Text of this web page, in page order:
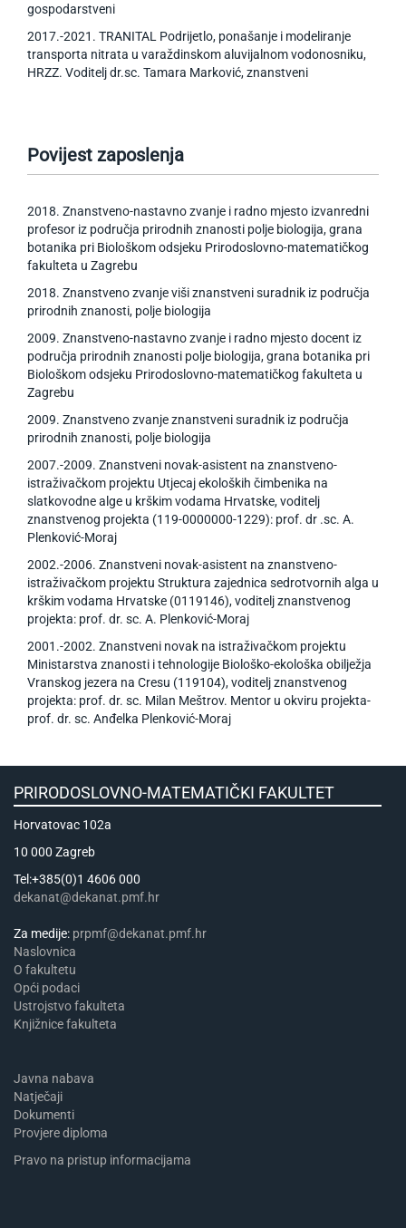
gospodarstveni
2017.-2021. TRANITAL Podrijetlo, ponašanje i modeliranje
transporta nitrata u varaždinskom aluvijalnom vodonosniku,
HRZZ. Voditelj dr.sc. Tamara Marković, znanstveni
Povijest zaposlenja
2018. Znanstveno-nastavno zvanje i radno mjesto izvanredni
profesor iz područja prirodnih znanosti polje biologija, grana
botanika pri Biološkom odsjeku Prirodoslovno-matematičkog
fakulteta u Zagrebu
2018. Znanstveno zvanje viši znanstveni suradnik iz područja
prirodnih znanosti, polje biologija
2009. Znanstveno-nastavno zvanje i radno mjesto docent iz
područja prirodnih znanosti polje biologija, grana botanika pri
Biološkom odsjeku Prirodoslovno-matematičkog fakulteta u
Zagrebu
2009. Znanstveno zvanje znanstveni suradnik iz područja
prirodnih znanosti, polje biologija
2007.-2009. Znanstveni novak-asistent na znanstveno-
istraživačkom projektu Utjecaj ekoloških čimbenika na
slatkovodne alge u krškim vodama Hrvatske, voditelj
znanstvenog projekta (119-0000000-1229): prof. dr .sc. A.
Plenković-Moraj
2002.-2006. Znanstveni novak-asistent na znanstveno-
istraživačkom projektu Struktura zajednica sedrotvornih alga u
krškim vodama Hrvatske (0119146), voditelj znanstvenog
projekta: prof. dr. sc. A. Plenković-Moraj
2001.-2002. Znanstveni novak na istraživačkom projektu
Ministarstva znanosti i tehnologije Biološko-ekološka obilježja
Vranskog jezera na Cresu (119104), voditelj znanstvenog
projekta: prof. dr. sc. Milan Meštrov. Mentor u okviru projekta-
prof. dr. sc. Anđelka Plenković-Moraj
PRIRODOSLOVNO-MATEMATIČKI FAKULTET
Horvatovac 102a
10 000 Zagreb
Tel:+385(0)1 4606 000
dekanat@dekanat.pmf.hr
Za medije: prpmf@dekanat.pmf.hr
Naslovnica
​​​O fakultetu
Opći podaci
Ustrojstvo fakulteta
Knjižnice fakulteta
Javna nabava
Natječaji
Dokumenti
Provjere diploma
Pravo na pristup informacijama